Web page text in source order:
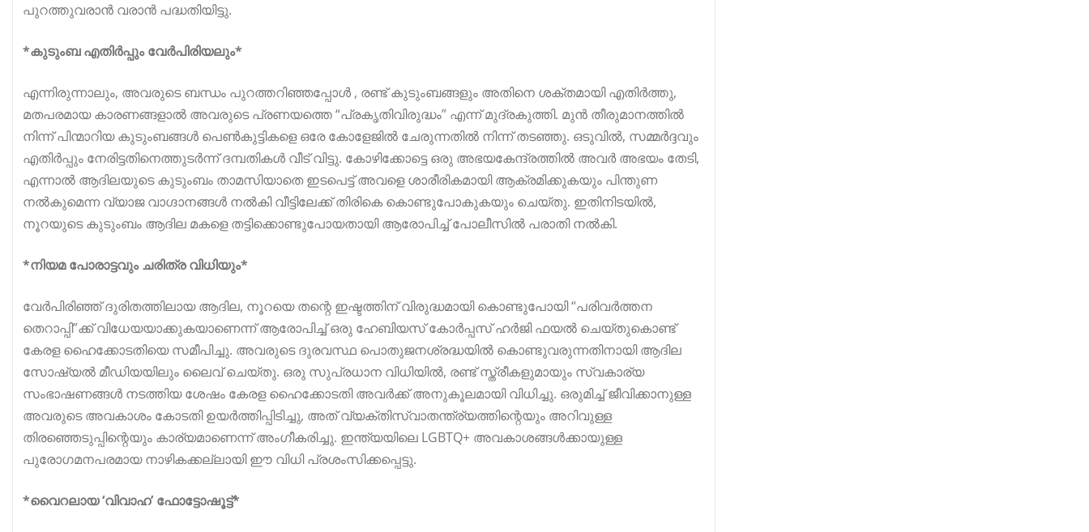
പുറത്തുവരാൻ വരാൻ പദ്ധതിയിട്ടു.
*കുടുംബ എതിർപ്പും വേർപിരിയലും*
എന്നിരുന്നാലും, അവരുടെ ബന്ധം പുറത്തറിഞ്ഞപ്പോൾ , രണ്ട് കുടുംബങ്ങളും അതിനെ ശക്തമായി എതിർത്തു,
മതപരമായ കാരണങ്ങളാൽ അവരുടെ പ്രണയത്തെ “പ്രകൃതിവിരുദ്ധം” എന്ന് മുദ്രകുത്തി. മുൻ തീരുമാനത്തിൽ
നിന്ന് പിന്മാറിയ കുടുംബങ്ങൾ പെൺകുട്ടികളെ ഒരേ കോളേജിൽ ചേരുന്നതിൽ നിന്ന് തടഞ്ഞു. ഒടുവിൽ, സമ്മർദ്ദവും
എതിർപ്പും നേരിട്ടതിനെത്തുടർന്ന് ദമ്പതികൾ വീട് വിട്ടു. കോഴിക്കോട്ടെ ഒരു അഭയകേന്ദ്രത്തിൽ അവർ അഭയം തേടി,
എന്നാൽ ആദിലയുടെ കുടുംബം താമസിയാതെ ഇടപെട്ട് അവളെ ശാരീരികമായി ആക്രമിക്കുകയും പിന്തുണ
നൽകുമെന്ന വ്യാജ വാഗ്ദാനങ്ങൾ നൽകി വീട്ടിലേക്ക് തിരികെ കൊണ്ടുപോകുകയും ചെയ്തു. ഇതിനിടയിൽ,
നൂറയുടെ കുടുംബം ആദില മകളെ തട്ടിക്കൊണ്ടുപോയതായി ആരോപിച്ച് പോലീസിൽ പരാതി നൽകി.
*നിയമ പോരാട്ടവും ചരിത്ര വിധിയും*
വേർപിരിഞ്ഞ് ദുരിതത്തിലായ ആദില, നൂറയെ തന്റെ ഇഷ്ടത്തിന് വിരുദ്ധമായി കൊണ്ടുപോയി “പരിവർത്തന
തെറാപ്പി”ക്ക് വിധേയയാക്കുകയാണെന്ന് ആരോപിച്ച് ഒരു ഹേബിയസ് കോർപ്പസ് ഹർജി ഫയൽ ചെയ്തുകൊണ്ട്
കേരള ഹൈക്കോടതിയെ സമീപിച്ചു. അവരുടെ ദുരവസ്ഥ പൊതുജനശ്രദ്ധയിൽ കൊണ്ടുവരുന്നതിനായി ആദില
സോഷ്യൽ മീഡിയയിലും ലൈവ് ചെയ്തു. ഒരു സുപ്രധാന വിധിയിൽ, രണ്ട് സ്ത്രീകളുമായും സ്വകാര്യ
സംഭാഷണങ്ങൾ നടത്തിയ ശേഷം കേരള ഹൈക്കോടതി അവർക്ക് അനുകൂലമായി വിധിച്ചു. ഒരുമിച്ച് ജീവിക്കാനുള്ള
അവരുടെ അവകാശം കോടതി ഉയർത്തിപ്പിടിച്ചു, അത് വ്യക്തിസ്വാതന്ത്ര്യത്തിന്റെയും അറിവുള്ള
തിരഞ്ഞെടുപ്പിന്റെയും കാര്യമാണെന്ന് അംഗീകരിച്ചു. ഇന്ത്യയിലെ LGBTQ+ അവകാശങ്ങൾക്കായുള്ള
പുരോഗമനപരമായ നാഴികക്കല്ലായി ഈ വിധി പ്രശംസിക്കപ്പെട്ടു.
*വൈറലായ ‘വിവാഹ’ ഫോട്ടോഷൂട്ട്*